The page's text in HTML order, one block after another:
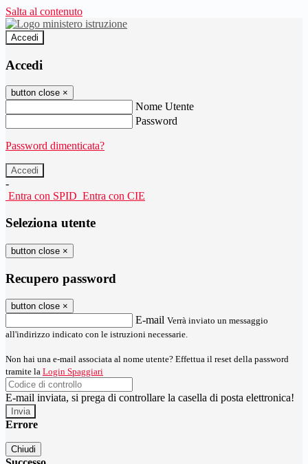
Salta al contenuto
Accedi
Accedi
button close ×
Nome Utente
Password
Password dimenticata?
-
Entra con SPID Entra con CIE
Seleziona utente
button close ×
Recupero password
button close ×
E-mail Verrà inviato un messaggio
all'indirizzo indicato con le istruzioni necessarie.
Non hai una e-mail associata al nome utente? Effettua il reset della password
tramite la Login Spaggiari
E-mail inviata, si prega di controllare la casella di posta elettronica!
Errore
Chiudi